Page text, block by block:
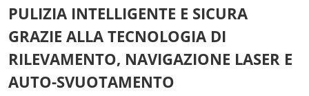
PULIZIA INTELLIGENTE E SICURA
GRAZIE ALLA TECNOLOGIA DI
RILEVAMENTO, NAVIGAZIONE LASER E
AUTO-SVUOTAMENTO